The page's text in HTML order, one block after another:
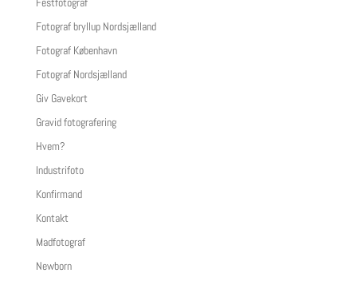
Fotograf bryllup Nordsjælland
Fotograf København
Fotograf Nordsjælland
Giv Gavekort
Gravid fotografering
Hvem?
Industrifoto
Konfirmand
Kontakt
Madfotograf
Newborn